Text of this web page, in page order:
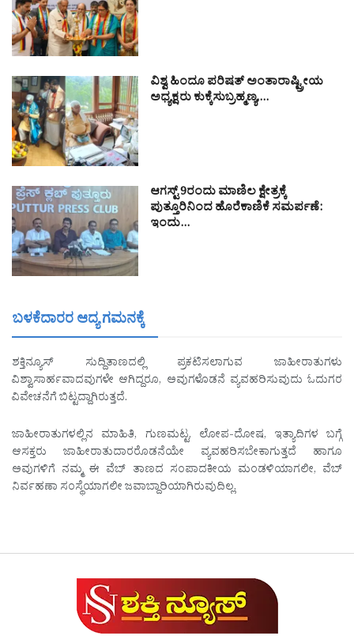
ವಿಶ್ವ ಹಿಂದೂ ಪರಿಷತ್ ಅಂತಾರಾಷ್ಟ್ರೀಯ
ಅಧ್ಯಕ್ಷರು ಕುಕ್ಕೆಸುಬ್ರಹ್ಮಣ್ಯ,…
ಆಗಸ್ಟ್ 9ರಂದು ಮಾಣಿಲ ಕ್ಷೇತ್ರಕ್ಕೆ
ಪುತ್ತೂರಿನಿಂದ ಹೊರೆಕಾಣಿಕೆ ಸಮರ್ಪಣೆ:
ಇಂದು…
ಬಳಕೆದಾರರ ಆದ್ಯ ಗಮನಕ್ಕೆ
ಶಕ್ತಿನ್ಯೂಸ್ ಸುದ್ದಿತಾಣದಲ್ಲಿ ಪ್ರಕಟಿಸಲಾಗುವ ಜಾಹೀರಾತುಗಳು
ವಿಶ್ವಾಸಾರ್ಹವಾದವುಗಳೇ ಆಗಿದ್ದರೂ, ಅವುಗಳೊಡನೆ ವ್ಯವಹರಿಸುವುದು ಓದುಗರ
ವಿವೇಚನೆಗೆ ಬಿಟ್ಟದ್ದಾಗಿರುತ್ತದೆ.
ಜಾಹೀರಾತುಗಳಲ್ಲಿನ ಮಾಹಿತಿ, ಗುಣಮಟ್ಟ, ಲೋಪ-ದೋಷ, ಇತ್ಯಾದಿಗಳ ಬಗ್ಗೆ
ಆಸಕ್ತರು ಜಾಹೀರಾತುದಾರರೊಡನೆಯೇ ವ್ಯವಹರಿಸಬೇಕಾಗುತ್ತದೆ ಹಾಗೂ
ಅವುಗಳಿಗೆ ನಮ್ಮ ಈ ವೆಬ್ ತಾಣದ ಸಂಪಾದಕೀಯ ಮಂಡಳಿಯಾಗಲೀ, ವೆಬ್
ನಿರ್ವಹಣಾ ಸಂಸ್ಥೆಯಾಗಲೀ ಜವಾಬ್ದಾರಿಯಾಗಿರುವುದಿಲ್ಲ.